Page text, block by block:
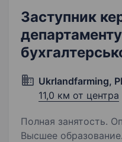
Заступник
департаменту
Ukrlandfarming,
11,0 км от центра
Полная занятость.
Высшее образование. Група компаній